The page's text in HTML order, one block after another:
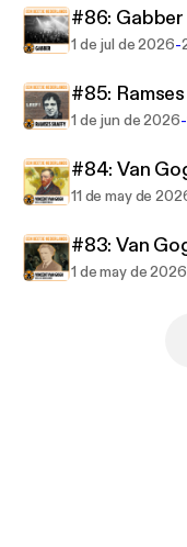
free transcript to
Dutch with 'Een
https://
#86: Gabber
1 de jul de 2026-
#85:
1 de jun de 2026-
#84: Van
11 de may de
#83: Van
1 de may de 2026